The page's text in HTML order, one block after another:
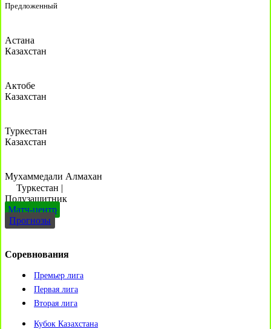
Предложенный
Астана
Казахстан
Актобе
Казахстан
Туркестан
Казахстан
Мухаммедали Алмахан
Туркестан |
Полузащитник
Матч-центр
Прогнозы
Соревнования
Премьер лига
Первая лига
Вторая лига
Кубок Казахстана